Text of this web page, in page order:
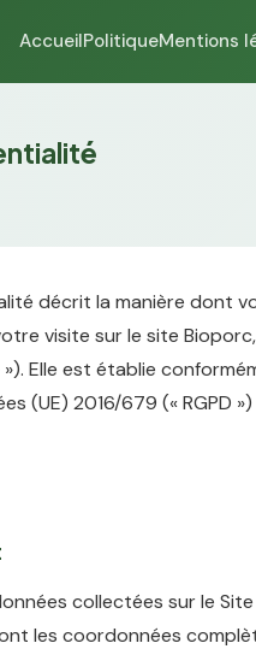
AccueilPolitiqueMentions
décrit la manière dont
visite sur le site
Elle est établie
(UE) 2016/679 (« RGPD
collectées sur le Site
les coordonnées